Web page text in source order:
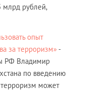
рублей,
опыт
за терроризм» -
РФ Владимир
по введению
терроризм может